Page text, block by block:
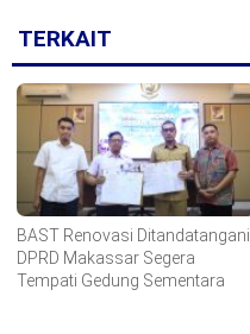
TERKAIT
BAST Renovasi Ditandatangani,
DPRD Makassar Segera
Tempati Gedung Sementara